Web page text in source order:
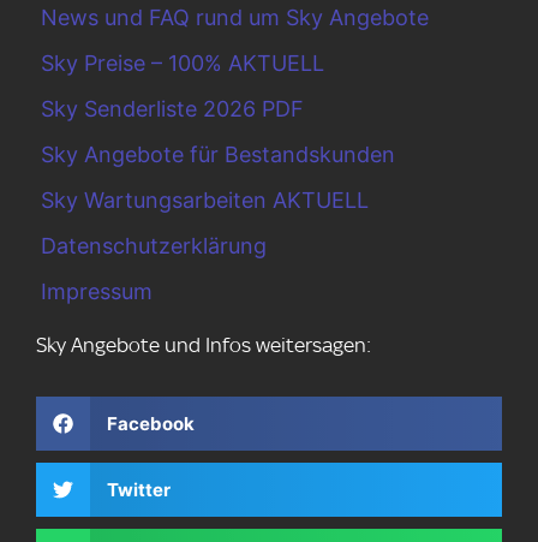
News und FAQ rund um Sky Angebote
Sky Preise – 100% AKTUELL
Sky Senderliste 2026 PDF
Sky Angebote für Bestandskunden
Sky Wartungsarbeiten AKTUELL
Datenschutzerklärung
Impressum
Sky Angebote und Infos weitersagen:
Facebook
Twitter